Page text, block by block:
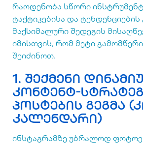
რაოდენობა სწორი
ტაქტიკებისა და
მაქსიმალური შედეგის
იმისთვის, რომ მეტი
შეიძინოთ.
1. შექმენი
კონტენტ-
პოსტების გეგმა
კალენდარი)
ინსტაგრამზე უბრალოდ